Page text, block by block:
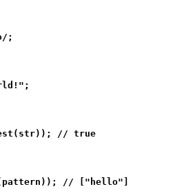
;
// true